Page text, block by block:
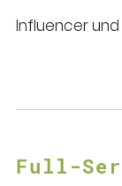
Influencer
Full-